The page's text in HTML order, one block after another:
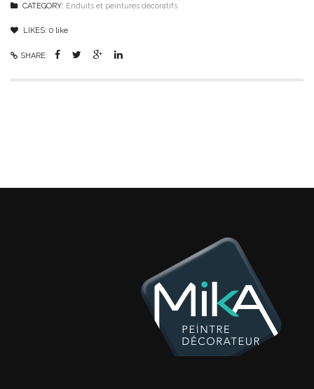
CATEGORY: Enduits et peintures décoratifs
LIKES: 0 like
SHARE: